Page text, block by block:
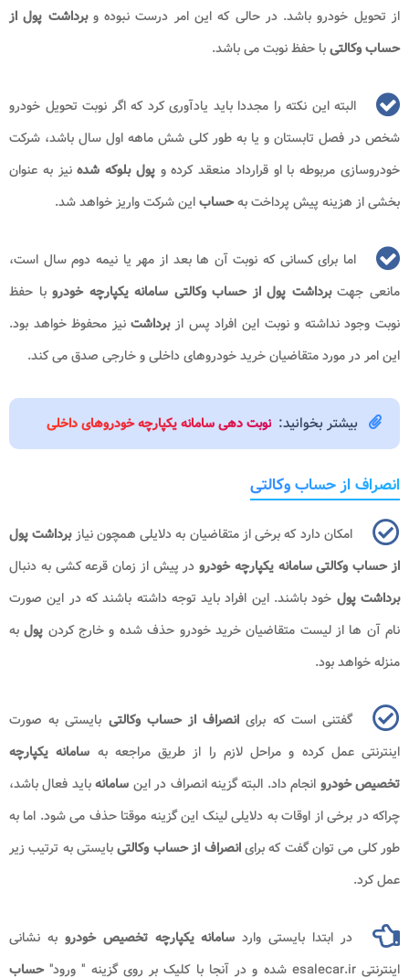
از تحویل خودرو باشد. در حالی که این امر درست نبوده وبرداشت پول از
حساب وکالتیبا حفظ نوبت می باشد.
البته این نکته را مجددا باید یادآوری کرد که اگر نوبت تحویل خودرو
شخص در فصل تابستان و یا به طور کلی شش ماهه اول سال باشد، شرکت
خودروسازی مربوطه با او قرارداد منعقد کرده وپول بلوکه شدهنیز به عنوان
بخشی از هزینه پیش پرداخت بهحساباین شرکت واریز خواهد شد.
اما برای کسانی که نوبت آن ها بعد از مهر یا نیمه دوم سال است،
مانعی جهتبرداشت پول از حساب وکالتی سامانه یکپارچه خودروبا حفظ
نوبت وجود نداشته و نوبت این افراد پس ازبرداشتنیز محفوظ خواهد بود.
این امر در مورد متقاضیان خرید خودروهای داخلی و خارجی صدق می کند.
بیشتر بخوانید: نوبت دهی سامانه یکپارچه خودروهای داخلی
انصراف از حساب وکالتی
امکان دارد که برخی از متقاضیان به دلایلی همچون نیازبرداشت پول
از حساب وکالتی سامانه یکپارچه خودرودر پیش از زمان قرعه کشی به دنبال
برداشت پول خود باشند. این افراد باید توجه داشته باشند که در این صورت
نام آن ها از لیست متقاضیان خرید خودرو حذف شده و خارج کردن پول به
منزله خواهد بود.
گفتنی است که برای انصراف از حساب وکالتی بایستی به صورت
اینترنتی عمل کرده و مراحل لازم را از طریق مراجعه به سامانه یکپارچه
تخصیص خودرو انجام داد. البته گزینه انصراف در این سامانهباید فعال باشد،
چراکه در برخی از اوقات به دلایلی لینک این گزینه موقتا حذف می شود. اما به
طور کلی می توان گفت که برایانصراف از حساب وکالتیبایستی به ترتیب زیر
عمل کرد.
در ابتدا بایستی وارد سامانه یکپارچه تخصیص خودروبه نشانی
اینترنتی esalecar.ir شده و در آنجا با کلیک بر روی گزینه " ورود"
حساب